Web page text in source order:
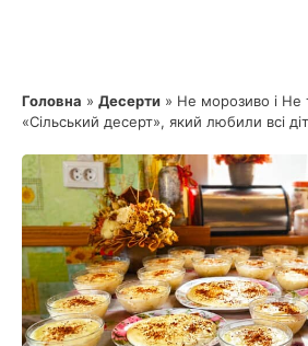
Головна » Десерти » Не морозиво і
«Сільський десерт», який любили всі